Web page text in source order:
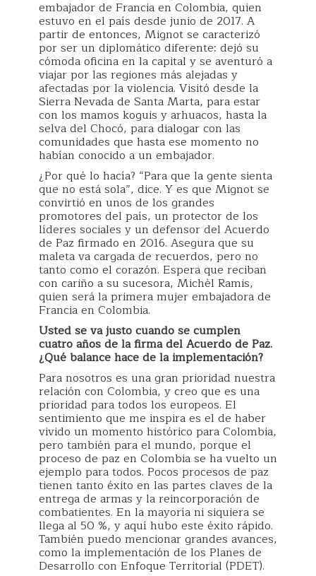
embajador de Francia en Colombia, quien
estuvo en el país desde junio de 2017. A
partir de entonces, Mignot se caracterizó
por ser un diplomático diferente: dejó su
cómoda oficina en la capital y se aventuró a
viajar por las regiones más alejadas y
afectadas por la violencia. Visitó desde la
Sierra Nevada de Santa Marta, para estar
con los mamos koguis y arhuacos, hasta la
selva del Chocó, para dialogar con las
comunidades que hasta ese momento no
habían conocido a un embajador.
¿Por qué lo hacía? “Para que la gente sienta
que no está sola”, dice. Y es que Mignot se
convirtió en unos de los grandes
promotores del país, un protector de los
líderes sociales y un defensor del Acuerdo
de Paz firmado en 2016. Asegura que su
maleta va cargada de recuerdos, pero no
tanto como el corazón. Espera que reciban
con cariño a su sucesora, Michèl Ramis,
quien será la primera mujer embajadora de
Francia en Colombia.
Usted se va justo cuando se cumplen
cuatro años de la firma del Acuerdo de Paz.
¿Qué balance hace de la implementación?
Para nosotros es una gran prioridad nuestra
relación con Colombia, y creo que es una
prioridad para todos los europeos. El
sentimiento que me inspira es el de haber
vivido un momento histórico para Colombia,
pero también para el mundo, porque el
proceso de paz en Colombia se ha vuelto un
ejemplo para todos. Pocos procesos de paz
tienen tanto éxito en las partes claves de la
entrega de armas y la reincorporación de
combatientes. En la mayoría ni siquiera se
llega al 50 %, y aquí hubo este éxito rápido.
También puedo mencionar grandes avances,
como la implementación de los Planes de
Desarrollo con Enfoque Territorial (PDET).